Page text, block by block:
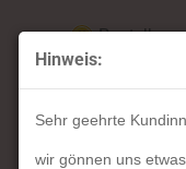
Hinweis:
Sehr geehrte
wir gönnen uns
Betriebsferien
August)
17. August
« Erster « zurück
Artikel in dieser Kategorie
HOLZKERN Harriet